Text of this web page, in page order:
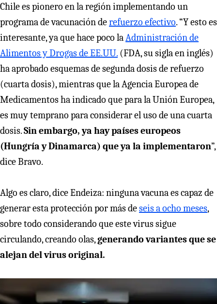
Chile es pionero en la región implementando un
programa de vacunación derefuerzo efectivo. “Y esto es
interesante, ya que hace poco laAdministración de
Alimentos y Drogas de EE.UU. (FDA, su sigla en inglés)
ha aprobado esquemas de segunda dosis de refuerzo
(cuarta dosis), mientras que la Agencia Europea de
Medicamentos ha indicado que para la Unión Europea,
es muy temprano para considerar el uso de una cuarta
dosis.Sin embargo, ya hay países europeos
(Hungría y Dinamarca) que ya la implementaron”,
dice Bravo.
Algo es claro, dice Endeiza: ninguna vacuna es capaz de
generar esta protección por más deseis a ocho meses,
sobre todo considerando que este virus sigue
circulando, creando olas,generando variantes que se
alejan del virus original.